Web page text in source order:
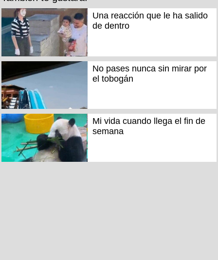
Una reacción que le ha salido
de dentro
No pases nunca sin mirar por
el tobogán
Mi vida cuando llega el fin de
semana